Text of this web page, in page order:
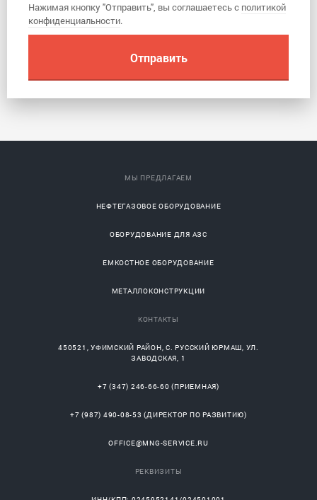
Нажимая кнопку "Отправить", вы соглашаетесь с политикой
конфиденциальности.
МЫ ПРЕДЛАГАЕМ
НЕФТЕГАЗОВОЕ ОБОРУДОВАНИЕ
ОБОРУДОВАНИЕ ДЛЯ АЗС
ЕМКОСТНОЕ ОБОРУДОВАНИЕ
МЕТАЛЛОКОНСТРУКЦИИ
КОНТАКТЫ
450521 ,УФИМСКИЙ РАЙОН, С.РУССКИЙ ЮРМАШ, УЛ.
ЗАВОДСКАЯ, 1
+7 (347) 246-66-60 (ПРИЕМНАЯ)
+7 (987) 490-08-53 (ДИРЕКТОР ПО РАЗВИТИЮ)
OFFICE@MNG-SERVICE.RU
РЕКВИЗИТЫ